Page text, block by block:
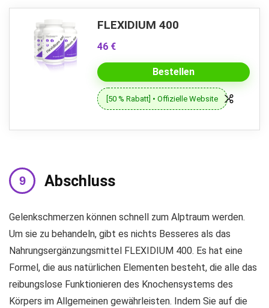
FLEXIDIUM 400
46 €
Bestellen
[50 % Rabatt] • Offizielle Website
Abschluss
Gelenkschmerzen können schnell zum Alptraum werden.
Um sie zu behandeln, gibt es nichts Besseres als das
Nahrungsergänzungsmittel FLEXIDIUM 400. Es hat eine
Formel, die aus natürlichen Elementen besteht, die alle das
reibungslose Funktionieren des Knochensystems des
Körpers im Allgemeinen gewährleisten. Indem Sie auf die